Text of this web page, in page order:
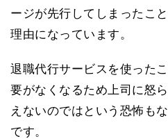
ージが先行してしまったこ
理由になっています。
退職代行サービスを使った
要がなくなるため上司に怒
えないのではという恐怖も
です。